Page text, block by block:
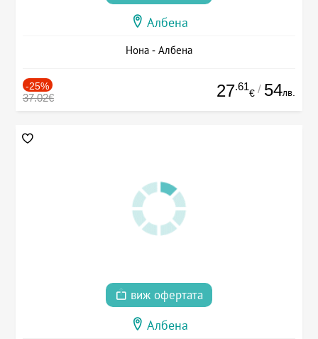
Албена
Нона - Албена
-25%
37.02€ 27.61
€ / 54лв.
виж офертата
Албена